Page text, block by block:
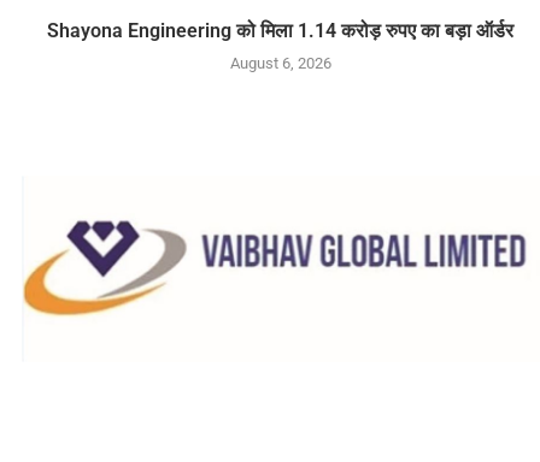
Shayona Engineering को मिला 1.14 करोड़ रुपए का बड़ा ऑर्डर
August 6, 2026